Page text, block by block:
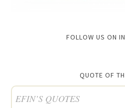
FOLLOW US ON
QUOTE OF
EFIN’S QUOTES